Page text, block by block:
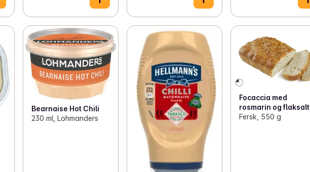
Bearnaise Hot Chili
230 ml, Lohmanders
Focaccia med
rosmarin og flaksalt
Fersk, 550 g